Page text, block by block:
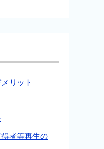
リット
者等再生の